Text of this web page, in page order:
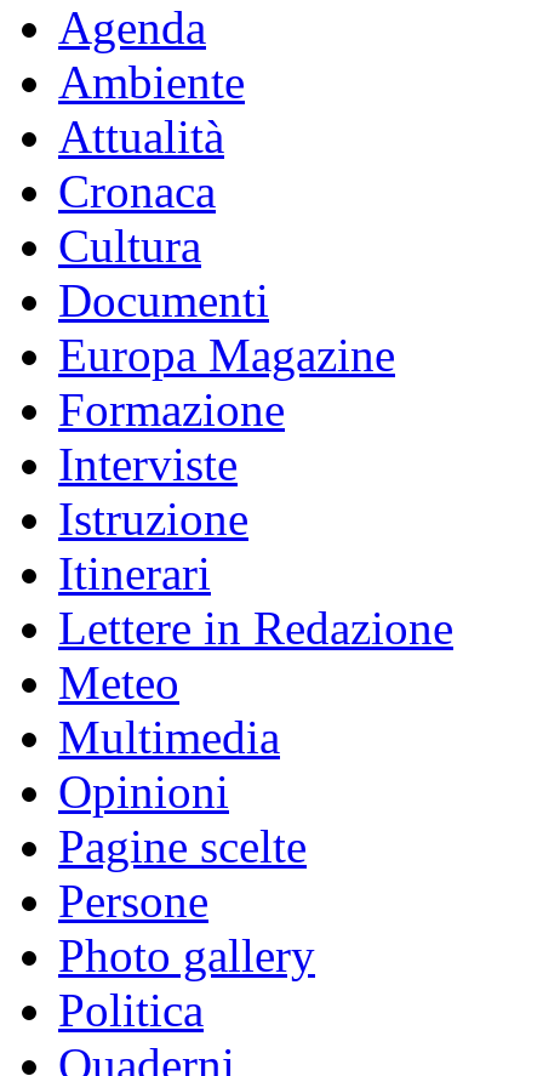
Agenda
Ambiente
Attualità
Cronaca
Cultura
Documenti
Europa Magazine
Formazione
Interviste
Istruzione
Itinerari
Lettere in Redazione
Meteo
Multimedia
Opinioni
Pagine scelte
Persone
Photo gallery
Politica
Quaderni